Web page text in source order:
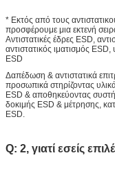
* Εκτός από τους
προσφέρουμε μια εκτενή
Αντιστατικές έδρες ESD,
αντιστατικός ιματισμός
ESD
Δαπέδωση & αντιστατικά
προσωπικά στηρίζοντας
ESD & αποθηκεύοντας
δοκιμής ESD & μέτρησης,
ESD.
Q: 2, γιατί εσείς